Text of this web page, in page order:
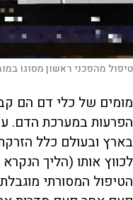
טיפול מהפכני ראשון מסוגו
מומים של כלי דם הם
הפרעות במערכת הדם.
בארץ ובעולם כלל
לכווץ אותו (הליך
הטיפול המסורתי